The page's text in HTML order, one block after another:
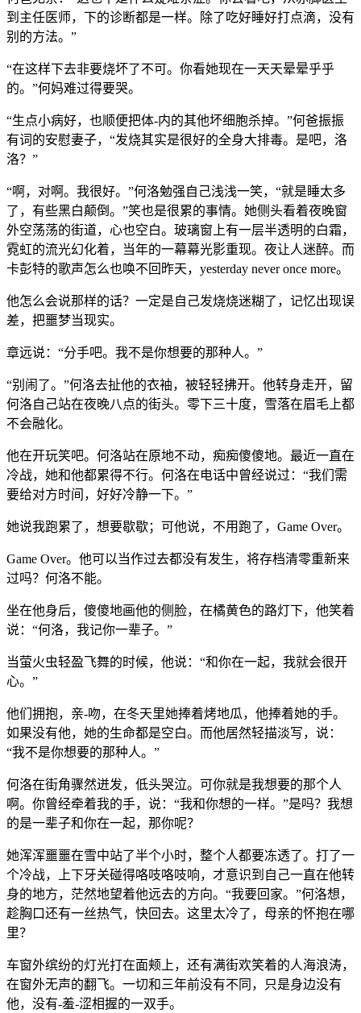
到主任医师，下的诊断都是一样。除了吃好睡好打点滴，没有
别的方法。”
“在这样下去非要烧坏了不可。你看她现在一天天晕晕乎乎
的。”何妈难过得要哭。
“生点小病好，也顺便把体-内的其他坏细胞杀掉。”何爸振振
有词的安慰妻子，“发烧其实是很好的全身大排毒。是吧，洛
洛？”
“啊，对啊。我很好。”何洛勉强自己浅浅一笑，“就是睡太多
了，有些黑白颠倒。”笑也是很累的事情。她侧头看着夜晚窗
外空荡荡的街道，心也空白。玻璃窗上有一层半透明的白霜，
霓虹的流光幻化着，当年的一幕幕光影重现。夜让人迷醉。而
卡彭特的歌声怎么也唤不回昨天，yesterday never once more。
他怎么会说那样的话？一定是自己发烧烧迷糊了，记忆出现误
差，把噩梦当现实。
章远说：“分手吧。我不是你想要的那种人。”
“别闹了。”何洛去扯他的衣袖，被轻轻拂开。他转身走开，留
何洛自己站在夜晚八点的街头。零下三十度，雪落在眉毛上都
不会融化。
他在开玩笑吧。何洛站在原地不动，痴痴傻傻地。最近一直在
冷战，她和他都累得不行。何洛在电话中曾经说过：“我们需
要给对方时间，好好冷静一下。”
她说我跑累了，想要歇歇；可他说，不用跑了，Game Over。
Game Over。他可以当作过去都没有发生，将存档清零重新来
过吗？何洛不能。
坐在他身后，傻傻地画他的侧脸，在橘黄色的路灯下，他笑着
说：“何洛，我记你一辈子。”
当萤火虫轻盈飞舞的时候，他说：“和你在一起，我就会很开
心。”
他们拥抱，亲-吻，在冬天里她捧着烤地瓜，他捧着她的手。
如果没有他，她的生命都是空白。而他居然轻描淡写，说：
“我不是你想要的那种人。”
何洛在街角骤然迸发，低头哭泣。可你就是我想要的那个人
啊。你曾经牵着我的手，说：“我和你想的一样。”是吗？我想
的是一辈子和你在一起，那你呢？
她浑浑噩噩在雪中站了半个小时，整个人都要冻透了。打了一
个冷战，上下牙关碰得咯吱咯吱响，才意识到自己一直在他转
身的地方，茫然地望着他远去的方向。“我要回家。”何洛想，
趁胸口还有一丝热气，快回去。这里太冷了，母亲的怀抱在哪
里？
车窗外缤纷的灯光打在面颊上，还有满街欢笑着的人海浪涛，
在窗外无声的翻飞。一切和三年前没有不同，只是身边没有
他，没有-羞-涩相握的一双手。